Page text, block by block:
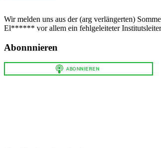
Wir melden uns aus der (arg verlängerten)
El****** vor allem ein fehlgeleiteter
Abonnnieren